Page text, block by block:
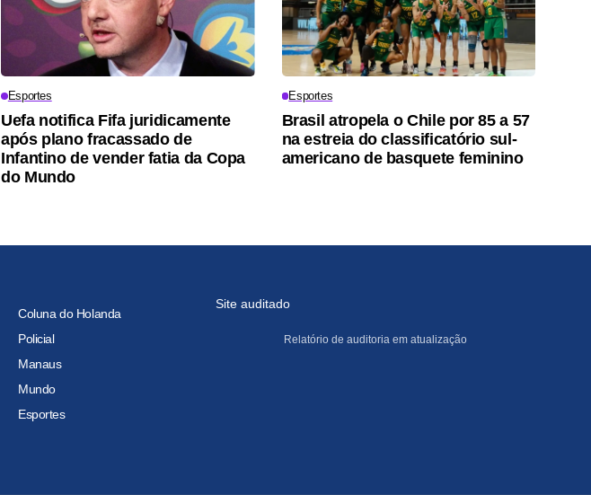
Esportes
Uefa notifica Fifa juridicamente
após plano fracassado de
Infantino de vender fatia da Copa
do Mundo
Esportes
Brasil atropela o Chile por 85 a 57
na estreia do classificatório sul-
americano de basquete feminino
Coluna do Holanda
Policial
Manaus
Mundo
Esportes
Site auditado
Relatório de auditoria em atualização